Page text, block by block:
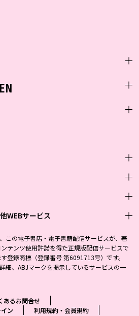
ス
ン
・新書
よみタイ yomitai
ンフィクション
水先案内人
ズ
式サイト
ルト
WEBサービス
HERITAGE
ストア
この電子書店・電子書籍配信サービスが、著
テンツ使用許諾を得た正規版配信サービスで
登録商標（登録番号 第6091713号）です。
細、ABJマークを掲示しているサービスの一
あるお問合せ
ン
利用規約・会員規約